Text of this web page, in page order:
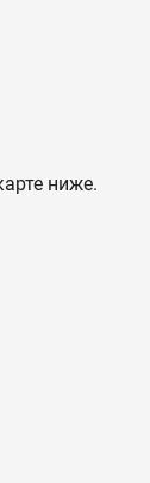
ниже.